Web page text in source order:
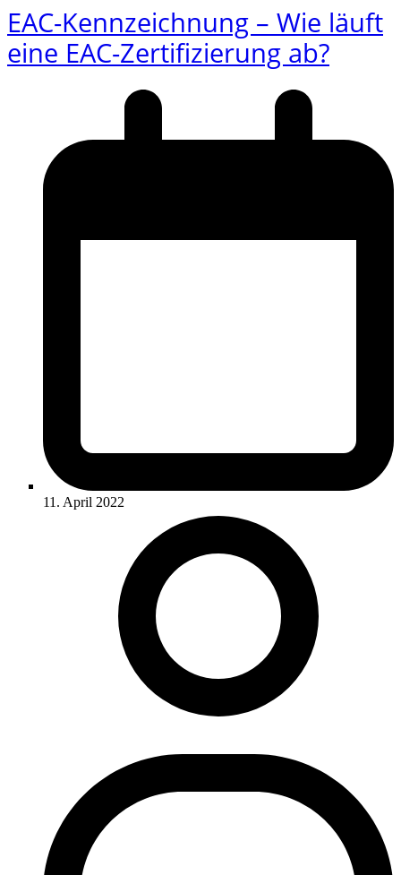
EAC-Kennzeichnung – Wie läuft
eine EAC-Zertifizierung ab?
11. April 2022